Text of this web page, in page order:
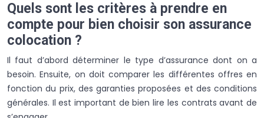
Quels sont les critères à prendre en
compte pour bien choisir son assurance
colocation ?
Il faut d’abord déterminer le type d’assurance dont on a
besoin. Ensuite, on doit comparer les différentes offres en
fonction du prix, des garanties proposées et des conditions
générales. Il est important de bien lire les contrats avant de